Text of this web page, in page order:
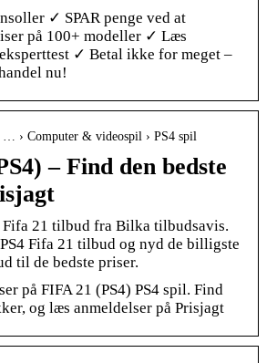
✓ SPAR penge ved at
på 100+ modeller ✓ Læs
✓ Betal ikke for meget –
nu!
› Computer & videospil › PS4 spil
– Find den bedste
Fifa 21 tilbud fra Bilka tilbudsavis.
Fifa 21 tilbud og nyd de billigste
til de bedste priser.
på FIFA 21 (PS4) PS4 spil. Find
og læs anmeldelser på Prisjagt